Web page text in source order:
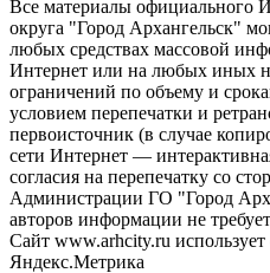
Все материалы официального
округа "Город Архангельск"
любых средствах массовой
Интернет или на любых иных
ограничений по объему и
условием перепечатки и
первоисточник (в случае
сети Интернет —
согласия на перепечатку со
Администрации ГО "Город
авторов информации не
Сайт www.arhcity.ru
Яндекс.Метрика